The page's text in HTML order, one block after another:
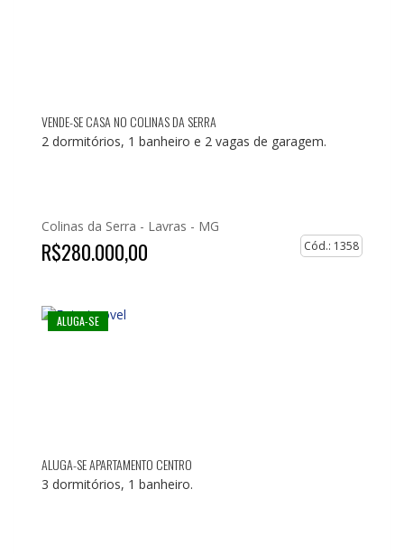
VENDE-SE CASA NO COLINAS DA SERRA
2 dormitórios, 1 banheiro e 2 vagas de garagem.
Colinas da Serra - Lavras - MG
R$280.000,00 Cód.: 1358
ALUGA-SE
ALUGA-SE APARTAMENTO CENTRO
3 dormitórios, 1 banheiro.